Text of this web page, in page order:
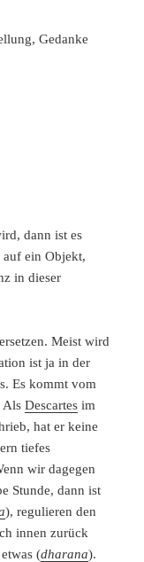
Gedanke
dann ist es
ein Objekt,
in dieser
Meist wird
ist ja in der
Es kommt vom
AlsDescartes im
hat er keine
tiefes
wir dagegen
Stunde, dann ist
), regulieren den
innen zurück
(dharana).